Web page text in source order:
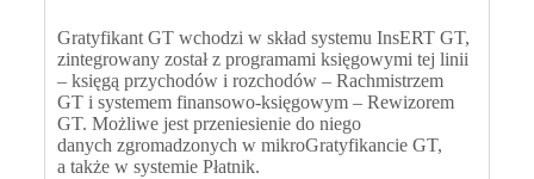
Gratyfikant GT wchodzi w skład systemu InsERT GT,
zintegrowany został z programami księgowymi tej linii
– księgą przychodów i rozchodów – Rachmistrzem
GT i systemem finansowo-księgowym – Rewizorem
GT. Możliwe jest przeniesienie do niego
danych zgromadzonych w mikroGratyfikancie GT,
a także w systemie Płatnik.